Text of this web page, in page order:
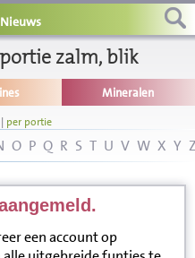
Nieuws
zalm, blik
Mineralen
| per portie
O P Q R S T U V W X Y
een account op